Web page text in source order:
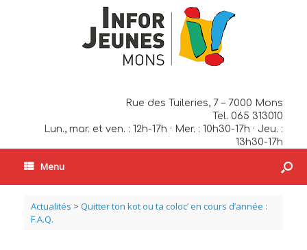
Rue des Tuileries, 7 – 7000 Mons
Tel. 065 313010
Lun., mar. et ven. : 12h-17h · Mer. : 10h30-17h · Jeu. :
13h30-17h
Menu
Actualités > Quitter ton kot ou ta coloc’ en cours d’année :
F.A.Q.